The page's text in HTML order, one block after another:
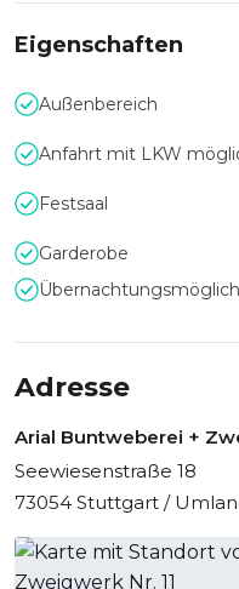
Individuelle
Bei allen Locations auf
hochwertige Ausstattung
und Veranstaltung
Konzepte – vom lockeren
Eigenschaften
Außenbereich
Anfahrt mit LKW
Festsaal
Garderobe
Adresse
Arial Buntweberei +
Seewiesenstraße 18
73054 Stuttgart /